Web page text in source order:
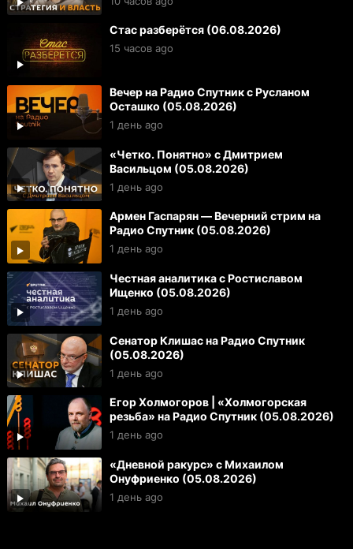
Стас разберётся (06.08.2026)
15 часов ago
Вечер на Радио Спутник с Русланом
Осташко (05.08.2026)
1 день ago
«Четко. Понятно» с Дмитрием
Васильцом (05.08.2026)
1 день ago
Армен Гаспарян — Вечерний стрим на
Радио Спутник (05.08.2026)
1 день ago
Честная аналитика с Ростиславом
Ищенко (05.08.2026)
1 день ago
Сенатор Клишас на Радио Спутник
(05.08.2026)
1 день ago
Егор Холмогоров | «Холмогорская
резьба» на Радио Спутник (05.08.2026)
1 день ago
«Дневной ракурс» с Михаилом
Онуфриенко (05.08.2026)
1 день ago